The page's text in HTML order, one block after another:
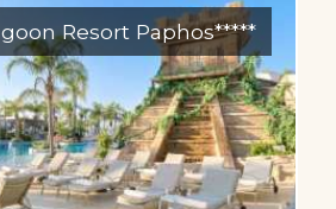
Resort Paphos*****